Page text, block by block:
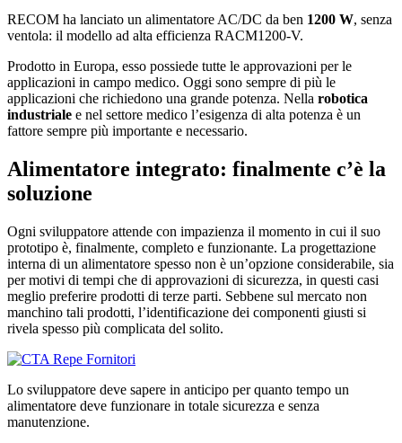
RECOM ha lanciato un alimentatore AC/DC da ben 1200 W, senza
ventola: il modello ad alta efficienza RACM1200-V.
Prodotto in Europa, esso possiede tutte le approvazioni per le
applicazioni in campo medico. Oggi sono sempre di più le
applicazioni che richiedono una grande potenza. Nella robotica
industriale e nel settore medico l’esigenza di alta potenza è un
fattore sempre più importante e necessario.
Alimentatore integrato: finalmente c’è la
soluzione
Ogni sviluppatore attende con impazienza il momento in cui il suo
prototipo è, finalmente, completo e funzionante. La progettazione
interna di un alimentatore spesso non è un’opzione considerabile, sia
per motivi di tempi che di approvazioni di sicurezza, in questi casi
meglio preferire prodotti di terze parti. Sebbene sul mercato non
manchino tali prodotti, l’identificazione dei componenti giusti si
rivela spesso più complicata del solito.
Lo sviluppatore deve sapere in anticipo per quanto tempo un
alimentatore deve funzionare in totale sicurezza e senza
manutenzione.